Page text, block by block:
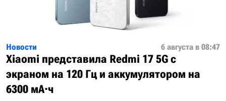
Новости 6 августа в 08:47
Xiaomi представила Redmi 17 5G с
экраном на 120 Гц и аккумулятором на
6300 мА·ч